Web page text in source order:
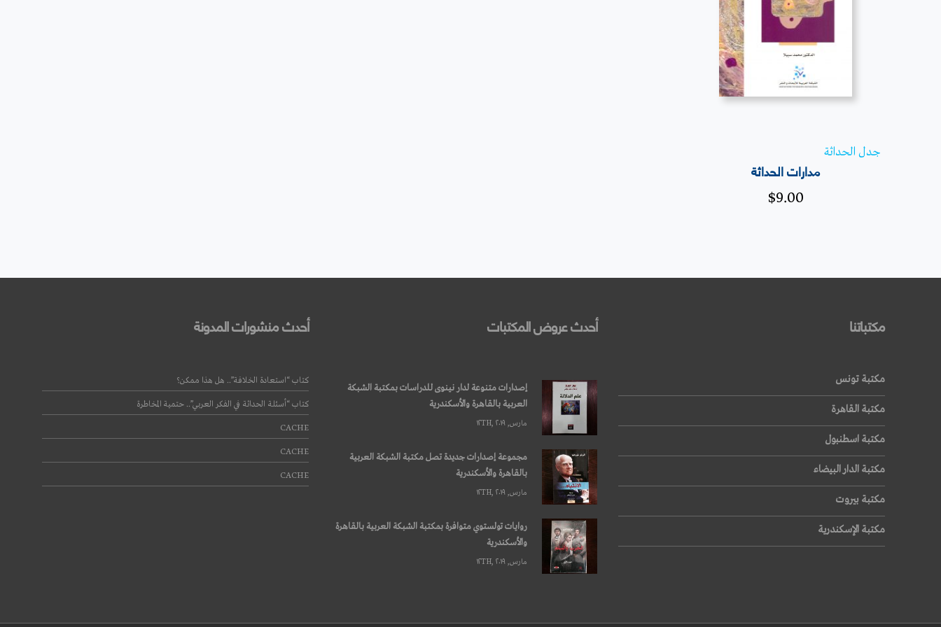
جدل الحداثة
مدارات الحداثة
$9.00
أحدث منشورات المدونة
كتاب “استعادة الخلافة”.. هل هذا ممكن؟
كتاب “أسئلة الحداثة في الفكر العربي”.. حتمية المخاطرة
CACHE
CACHE
CACHE
أحدث عروض المكتبات
إصدارات متنوعة لدار نينوى للدراسات بمكتبة الشبكة
العربية بالقاهرة والأسكندرية
مارس, ۱۲TH, ۲۰۱۹
مجموعة إصدارات جديدة تصل مكتبة الشبكة العربية
بالقاهرة والأسكندرية
مارس, ۱۲TH, ۲۰۱۹
روايات تولستوي متوافرة بمكتبة الشبكة العربية بالقاهرة
والأسكندرية
مارس, ۱۲TH, ۲۰۱۹
مكتباتنا
مكتبة تونس
مكتبة القاهرة
مكتبة اسطنبول
مكتبة الدار البيضاء
مكتبة بيروت
مكتبة الإسكندرية